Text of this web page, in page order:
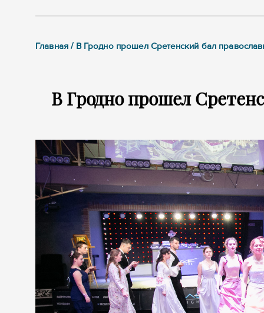
Главная / В Гродно прошел Сретенский бал
В Гродно прошел